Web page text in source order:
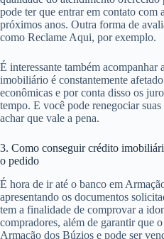
pode ter que entrar em contato com
próximos anos. Outra forma de
como Reclame Aqui, por exemplo.
É interessante também acompanhar
imobiliário é constantemente
econômicas e por conta disso os
tempo. E você pode renegociar
achar que vale a pena.
3. Como conseguir crédito
o pedido
É hora de ir até o banco em
apresentando os documentos
tem a finalidade de comprovar a
compradores, além de garantir que
Armação dos Búzios e pode ser